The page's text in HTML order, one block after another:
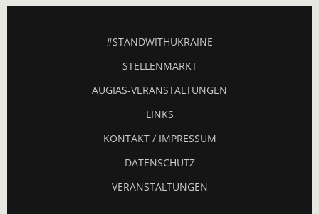
#STANDWITHUKRAINE
STELLENMARKT
AUGIAS-VERANSTALTUNGEN
LINKS
KONTAKT / IMPRESSUM
DATENSCHUTZ
VERANSTALTUNGEN